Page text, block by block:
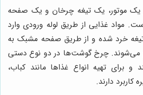
یک موتور، یک تیغه چرخان و یک صفحه
مواد غذایی از طریق لوله ورودی وارد
خرد شده و از طریق صفحه مشبک به
چرخ گوشت‌ها در دو نوع دستی
برای تهیه انواع غذاها مانند کباب،
دارند.